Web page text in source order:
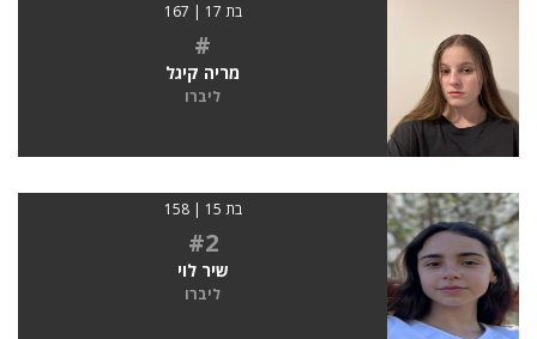
בת 17 | 167
#
מריה קיגל
ליברו
בת 15 | 158
#2
שיר לוי
ליברו